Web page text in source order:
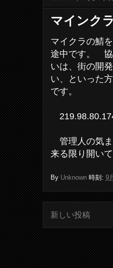
マインク
マイクラの鯖
途中です。 協
いは、街の開
い、といった
です。
管理人の気ま
来る限り開い
By Unknown 時刻: 9
新しい投稿